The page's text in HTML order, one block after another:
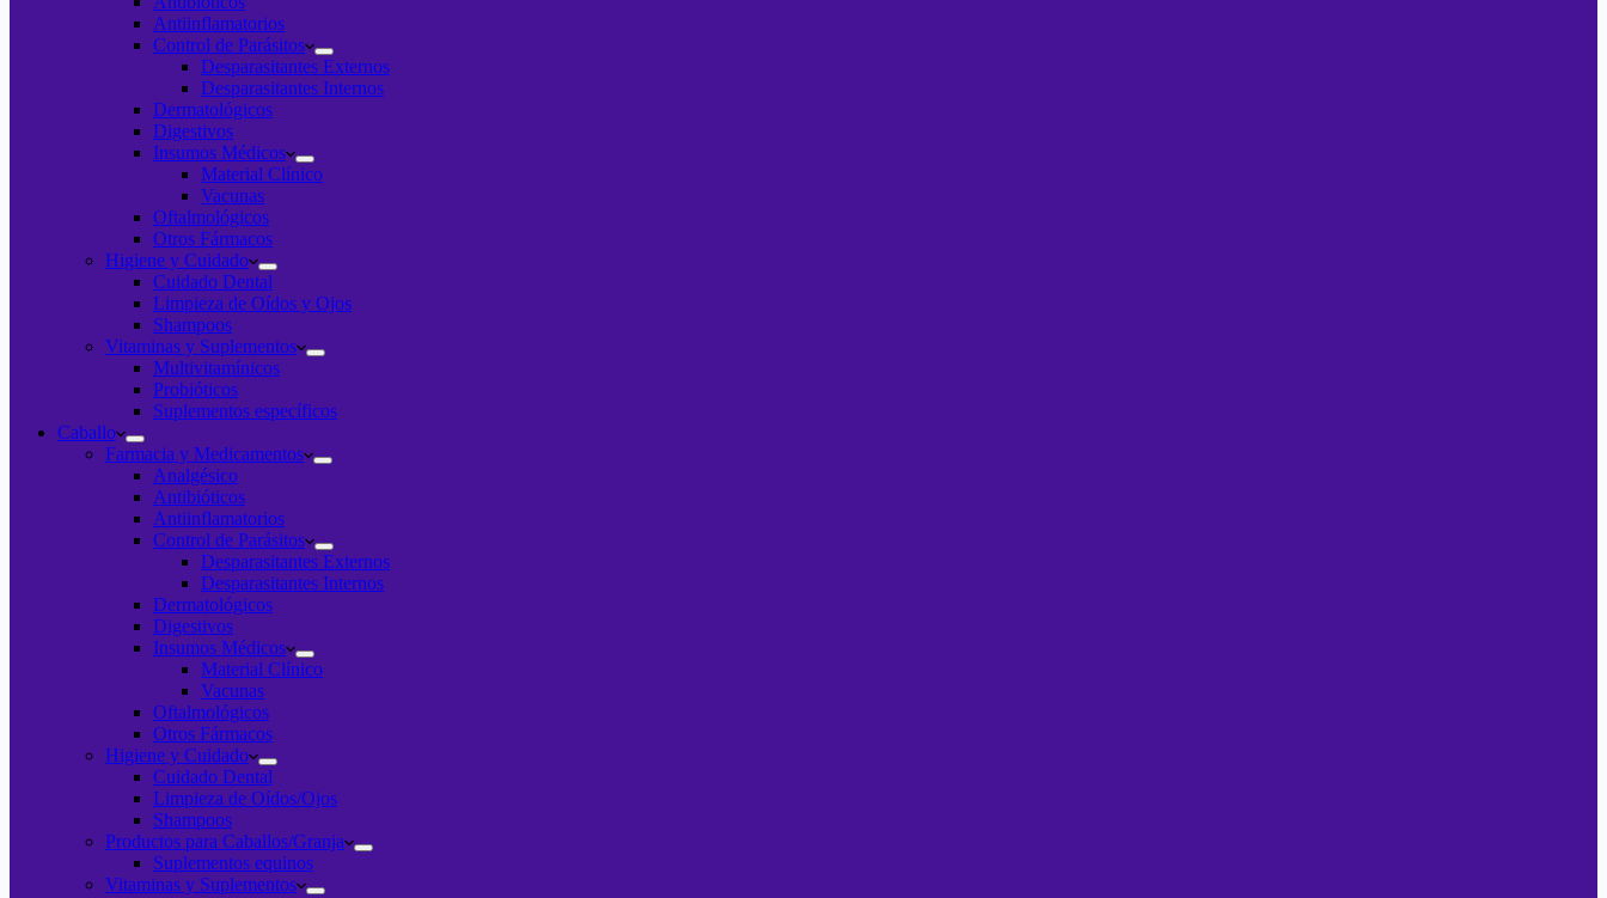
Antiinflamatorios
Control de Parásitos
Desparasitantes Externos
Desparasitantes Internos
Dermatológicos
Digestivos
Insumos Médicos
Material Clínico
Vacunas
Oftalmológicos
Otros Fármacos
Higiene y Cuidado
Cuidado Dental
Limpieza de Oídos y Ojos
Shampoos
Vitaminas y Suplementos
Multivitamínicos
Probióticos
Suplementos específicos
Caballo
Farmacia y Medicamentos
Analgésico
Antibióticos
Antiinflamatorios
Control de Parásitos
Desparasitantes Externos
Desparasitantes Internos
Dermatológicos
Digestivos
Insumos Médicos
Material Clínico
Vacunas
Oftalmológicos
Otros Fármacos
Higiene y Cuidado
Cuidado Dental
Limpieza de Oídos/Ojos
Shampoos
Productos para Caballos/Granja
Suplementos equinos
Vitaminas y Suplementos